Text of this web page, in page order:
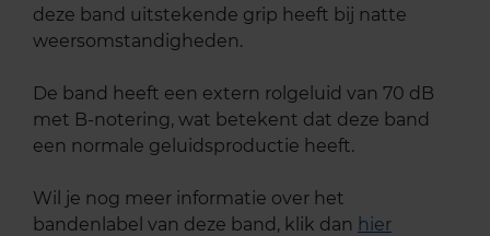
deze band uitstekende grip heeft bij natte
weersomstandigheden.
De band heeft een extern rolgeluid van 70 dB
met B-notering, wat betekent dat deze band
een normale geluidsproductie heeft.
Wil je nog meer informatie over het
bandenlabel van deze band, klik dan hier